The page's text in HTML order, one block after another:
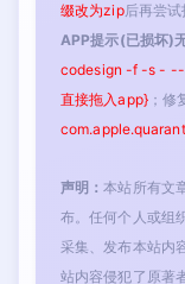
缀改为zip后再尝试
APP提示(已损坏)
codesign -f -s - --
直接拖入app}；修
声明：本站所有文
布。任何个人或组
采集、发布本站内
站内容侵犯了原著